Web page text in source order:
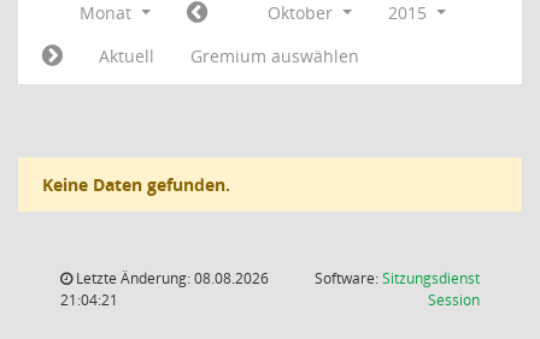
Monat Oktober
2015
Aktuell
Gremium auswählen
Keine Daten gefunden.
Letzte Änderung: 08.08.2026
21:04:21
Software:Sitzungsdienst
Session(Wird in